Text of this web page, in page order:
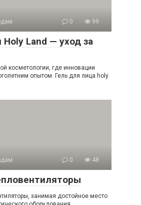
0 99
Land — уход за
косметологии, где инновации
опытом. Гель для лица holy
0 48
занимая достойное место